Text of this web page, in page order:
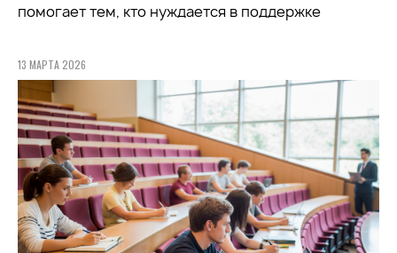
помогает тем, кто нуждается в поддержке
13 МАРТА 2026